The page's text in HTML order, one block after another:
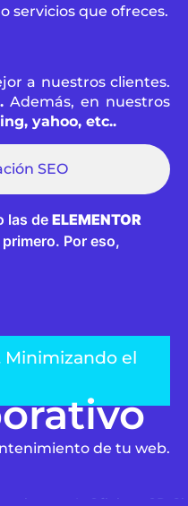
servicios que ofreces.
a nuestros clientes.
Además, en nuestros
yahoo, etc..
SEO
las de ELEMENTOR
Por eso,
Minimizando el
de tu web.